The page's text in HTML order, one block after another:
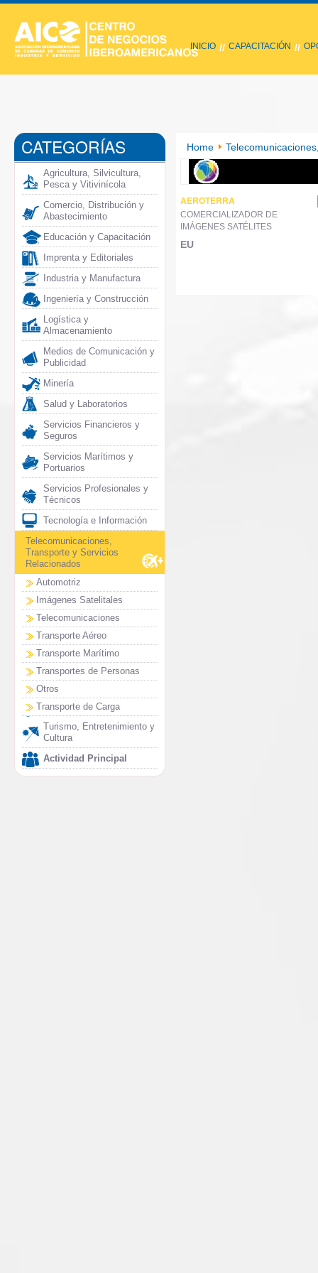
INICIO // CAPACITACIÓN //
CATEGORÍAS
Agricultura, Silvicultura,
Pesca y Vitivinícola
Comercio, Distribución y
Abastecimiento
Educación y Capacitación
Imprenta y Editoriales
Industria y Manufactura
Ingeniería y Construcción
Logística y
Almacenamiento
Medios de Comunicación y
Publicidad
Minería
Salud y Laboratorios
Servicios Financieros y
Seguros
Servicios Marítimos y
Portuarios
Servicios Profesionales y
Técnicos
Tecnología e Información
Telecomunicaciones,
Transporte y Servicios
Relacionados
Automotriz
Imágenes Satelitales
Telecomunicaciones
Transporte Aéreo
Transporte Marítimo
Transportes de Personas
Otros
Transporte de Carga
Turismo, Entretenimiento y
Cultura
Actividad Principal
Home
AEROTERRA
COMERCIALIZADOR DE
IMÁGENES SATÉLITES
EU